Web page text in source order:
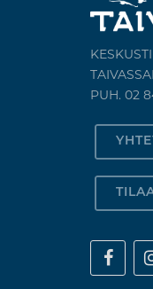
PUH. 02